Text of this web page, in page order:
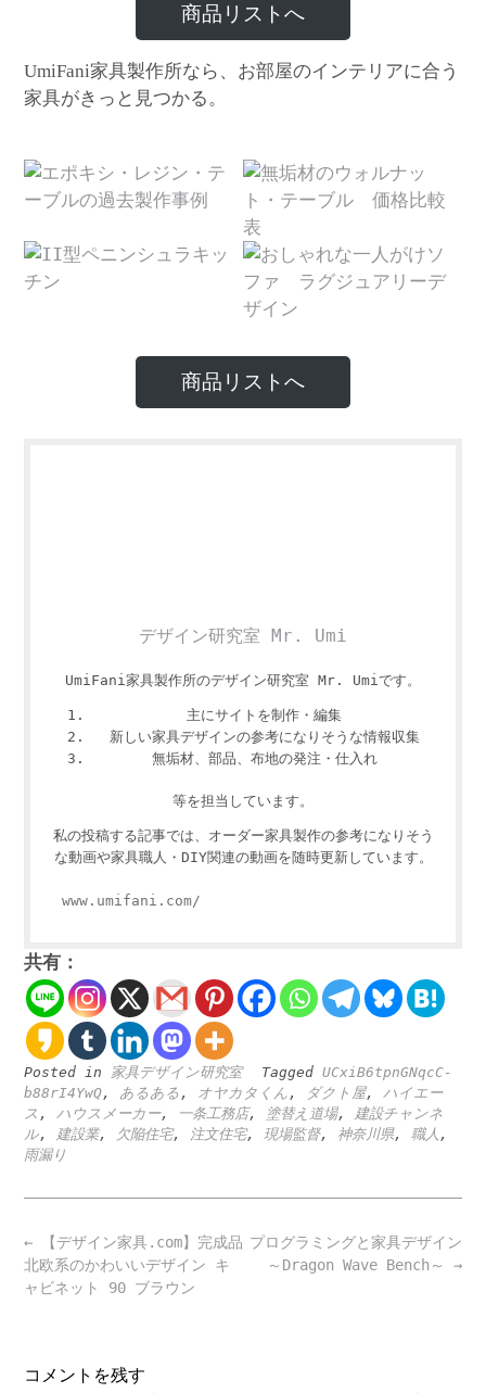
商品リストへ
UmiFani家具製作所なら、お部屋のインテリアに合う
家具がきっと見つかる。
商品リストへ
デザイン研究室 Mr. Umi
UmiFani家具製作所のデザイン研究室 Mr. Umiです。
主にサイトを制作・編集
新しい家具デザインの参考になりそうな情報収集
無垢材、部品、布地の発注・仕入れ
等を担当しています。
私の投稿する記事では、オーダー家具製作の参考になりそう
な動画や家具職人・DIY関連の動画を随時更新しています。
www.umifani.com/
共有：
Posted in 家具デザイン研究室 Tagged UCxiB6tpnGNqcC-
b88rI4YwQ, あるある , オヤカタくん , ダクト屋, ハイエー
ス , ハウスメーカー, 一条工務店, 塗替え道場, 建設チャンネ
ル, 建設業, 欠陥住宅, 注文住宅, 現場監督, 神奈川県, 職人 ,
雨漏り
Post
navigation
プログラミングと家具デザイン
～Dragon Wave Bench～ →
← 【デザイン家具.com】完成品
北欧系のかわいいデザイン キ
ャビネット 90 ブラウン
コメントを残す